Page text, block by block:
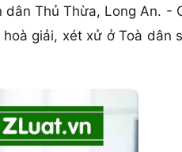
Thủ Thừa, Long An. -
giải, xét xử ở Toà dân